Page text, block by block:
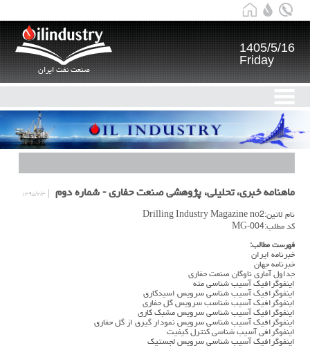
صنعت نفت ایران
1405/5/16
Friday
ماهنامه خبری، تحلیلی، پژوهشی صنعت حفاری - شماره دوم ۱۳۹۵/۲/۳
نام لاتین:Drilling Industry Magazine no2
کد مطلب:MG-004
فهرست مطالب:
خبرنامه ایران
خبرنامه جهان
جداول آمارى ناوگان صنعت حفارى
اینفوگرافیک آسیب شناسى مته
اینفوگرافیک آسیب شناسى سرویس اسیدکارى
اینفوگرافیک آسیب شناسب سرویس گل حفارى
اینفوگرافیک آسیب شناسى سرویس مشبک کارى
اینفوگرافیک آسیب شناسى سرویس نمودار گیرى از گل حفارى
اینفوگرافى آسیب شناسى کنترل کیفیت
اینفوگرافیک آسیب شناسى سرویس لجستیک